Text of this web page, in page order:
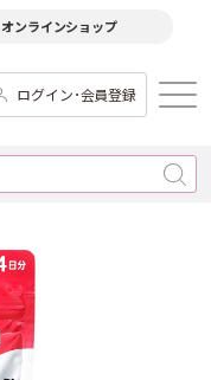
オンラインショップ
ログイン･会員登録